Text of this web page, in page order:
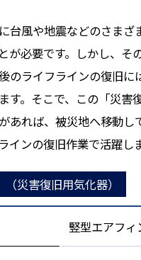
台風や地震などのさまざ
が必要です。しかし、そ
のライフラインの復旧に
す。そこで、この「災害
あれば、被災地へ移動し
インの復旧作業で活躍し
（災害復旧用気化器）
竪型エアフィ